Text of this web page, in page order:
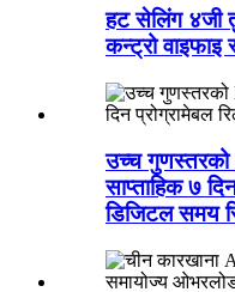
हट सेलिंग ४जी
कन्ट्रो वाइफाइ
उच्च
साप्ताहिक ७
डिजिटल समय